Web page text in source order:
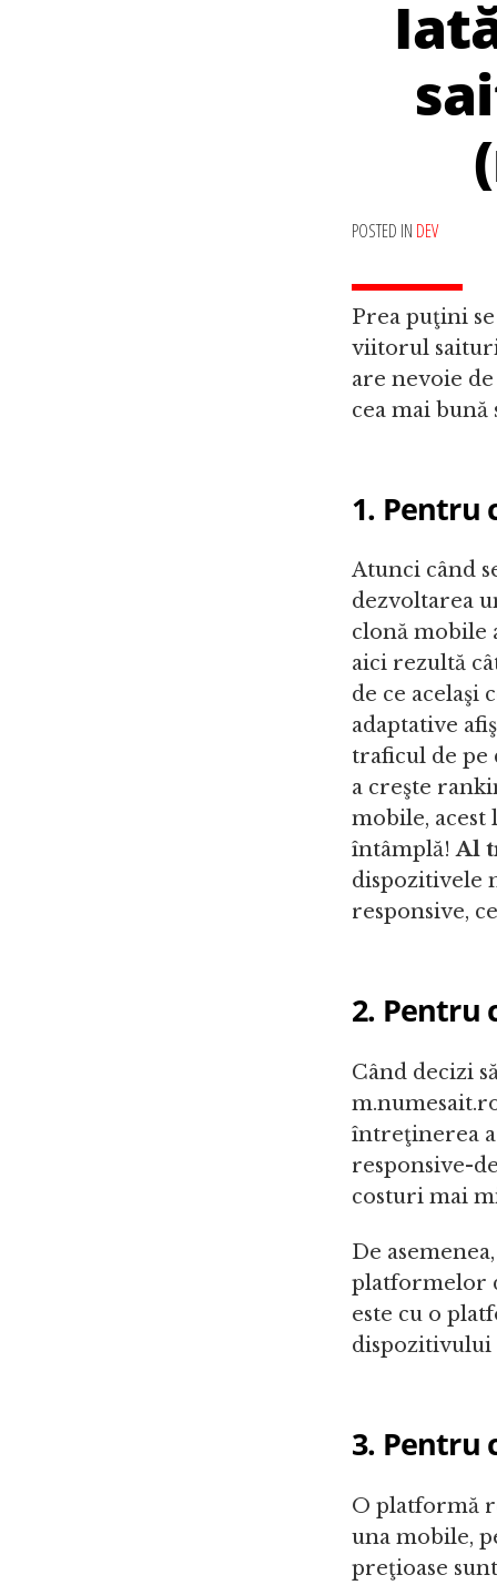
POSTED IN DEV
Prea puţini
viitorul
are nevoie
cea mai bună
1. Pentru
Atunci când
dezvoltarea
clonă mobile
aici rezultă
de ce
adaptative
traficul de pe
a creşte
mobile, acest
întâmplă!Al
dispozitivele
responsive,
2. Pentru
Când decizi
întreţinerea a
responsive-
costuri mai
De
platformelor
este cu o
dispozitivului
3. Pentru
O platformă
una mobile,
preţioase